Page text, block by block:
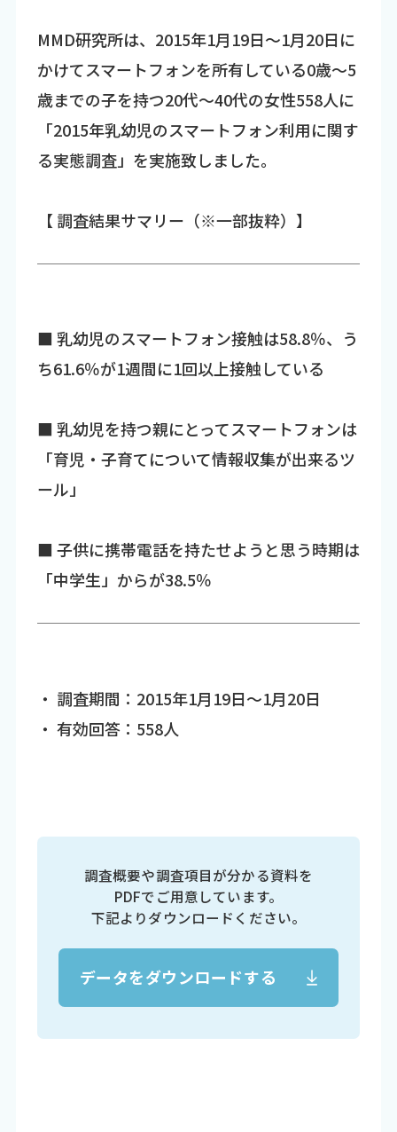
MMD研究所は、2015年1月19日～1月20日に
かけてスマートフォンを所有している0歳～5
歳までの子を持つ20代～40代の女性558人に
「2015年乳幼児のスマートフォン利用に関す
る実態調査」を実施致しました。
【 調査結果サマリー（※一部抜粋）】
■ 乳幼児のスマートフォン接触は58.8％、う
ち61.6％が1週間に1回以上接触している
■ 乳幼児を持つ親にとってスマートフォンは
「育児・子育てについて情報収集が出来るツ
ール」
■ 子供に携帯電話を持たせようと思う時期は
「中学生」からが38.5％
・ 調査期間：2015年1月19日～1月20日
・ 有効回答：558人
調査概要や調査項目が分かる資料を
PDFでご用意しています。
下記よりダウンロードください。
データをダウンロードする